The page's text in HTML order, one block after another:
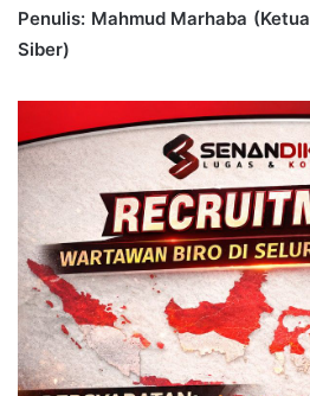
Penulis: Mahmud Marhaba
Siber)